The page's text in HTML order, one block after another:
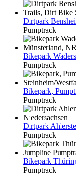
Dirtpark
Pumptrack
Bikepark
Pumptrack
Bikepark,
Pumptrack
Dirtpark
Pumptrack
Bikepark
Pumptrack